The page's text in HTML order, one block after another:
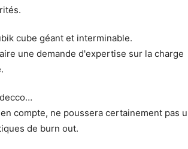
cube géant et interminable.
une demande d'expertise sur la charge
compte, ne poussera certainement pas
de burn out.